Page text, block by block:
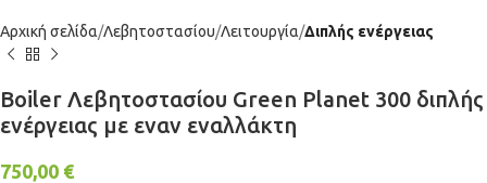
Αρχική σελίδα Λεβητοστασίου Λειτουργία Διπλής ενέργειας
Boiler Λεβητοστασίου Green Planet 300 διπλής
ενέργειας με εναν εναλλάκτη
750,00 €